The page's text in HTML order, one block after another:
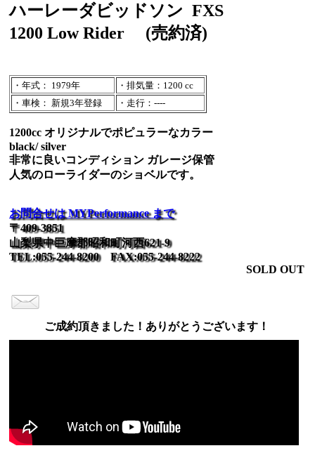
ハーレーダビッドソン FXS
1200 Low Rider
(売約済)
・年式： 1979年
・排気量：1200 cc
・車検： 新規3年登録
・走行：----
1200cc オリジナルでポピュラーなカラー
black/ silver
非常に良いコンディション ガレージ保管
人気のローライダーのショベルです。
お問合せは MYPerformance まで
〒409-3851
山梨県中巨摩郡昭和町河西621-9
TEL:055-244-8200 FAX:055-244-8222
SOLD OUT
ご成約頂きました！ありがとうございます！